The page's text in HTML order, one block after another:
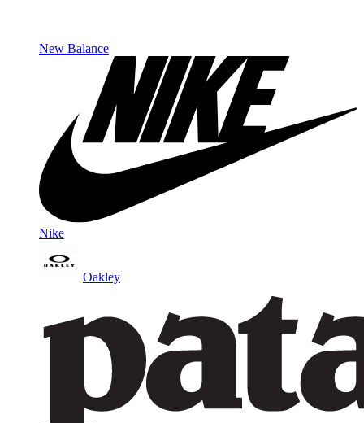
New Balance
Nike
Oakley